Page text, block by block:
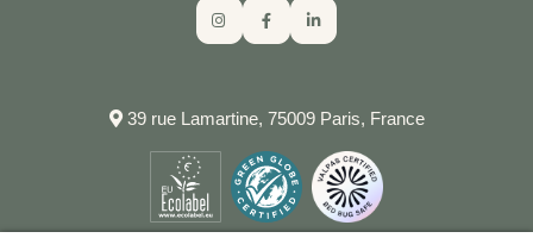
39 rue Lamartine, 75009 Paris, France